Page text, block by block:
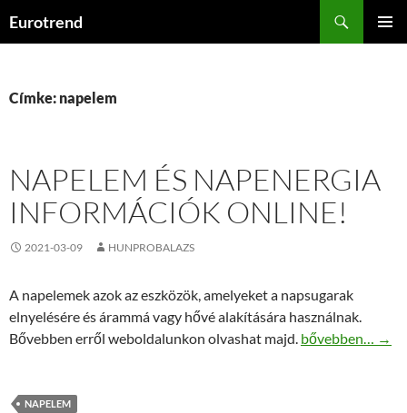
Eurotrend
Címke: napelem
NAPELEM ÉS NAPENERGIA
INFORMÁCIÓK ONLINE!
2021-03-09 HUNPROBALAZS
A napelemek azok az eszközök, amelyeket a napsugarak
elnyelésére és árammá vagy hővé alakítására használnak.
Bővebben erről weboldalunkon olvashat majd. Napelem és
bővebben… →
NAPELEM